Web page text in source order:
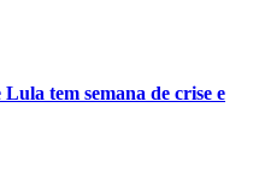
tem semana de crise e